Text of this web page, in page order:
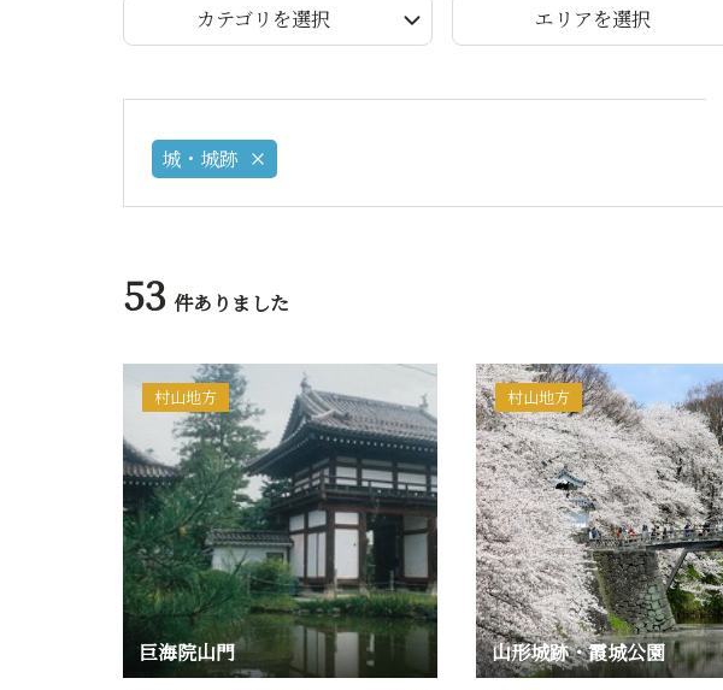
カテゴリを選択 エリアを選択
城・城跡
53 件ありました
巨海院山門
村山地方
山形城跡・霞城公園
村山地方